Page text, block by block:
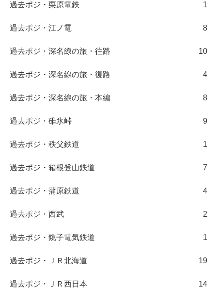
過去ポジ・栗原電鉄 1
過去ポジ・江ノ電 8
過去ポジ・深名線の旅・往路 10
過去ポジ・深名線の旅・復路 4
過去ポジ・深名線の旅・本編 8
過去ポジ・碓氷峠 9
過去ポジ・秩父鉄道 1
過去ポジ・箱根登山鉄道 7
過去ポジ・蒲原鉄道 4
過去ポジ・西武 2
過去ポジ・銚子電気鉄道 1
過去ポジ・ＪＲ北海道 19
過去ポジ・ＪＲ西日本 14